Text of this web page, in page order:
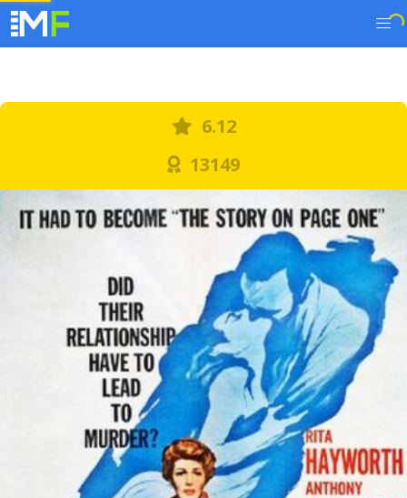
6.12
13149